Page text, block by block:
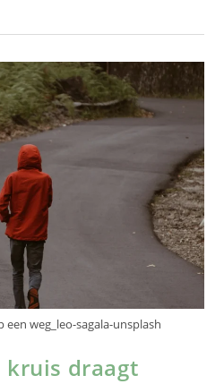
een weg_leo-sagala-unsplash
kruis draagt